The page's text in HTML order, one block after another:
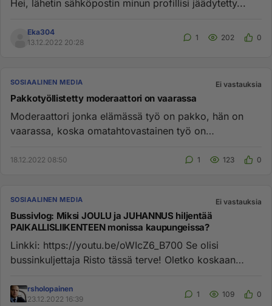
Hei, lähetin sähköpostin minun profillisi jäädytetty...
Eka304
13.12.2022 20:28
1 202 0
SOSIAALINEN MEDIA Ei vastauksia
Pakkotyöllistetty moderaattori on vaarassa
Moderaattori jonka elämässä työ on pakko, hän on
vaarassa, koska omatahtovastainen työ on
18.12.2022 08:50 1 123 0
SOSIAALINEN MEDIA Ei vastauksia
Bussivlog: Miksi JOULU ja JUHANNUS hiljentää
PAIKALLISLIIKENTEEN monissa kaupungeissa?
Linkki: https://youtu.be/oWIcZ6_B700 Se olisi
bussinkuljettaja Risto tässä terve! Oletko koskaan
rsholopainen
23.12.2022 16:39
1 109 0